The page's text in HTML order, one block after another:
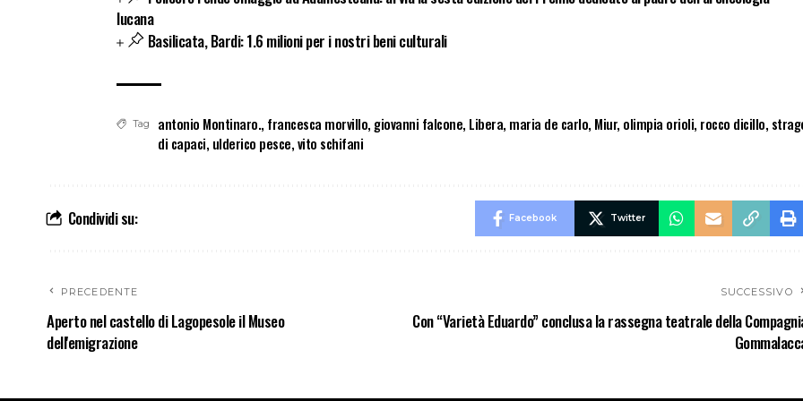
lucana
Basilicata, Bardi: 1.6 milioni per i nostri beni culturali
Tag antonio Montinaro., francesca morvillo, giovanni falcone, Libera, maria de carlo, Miur, olimpia orioli, rocco dicillo,
di capaci, ulderico pesce,vito schifani
Condividi su: Facebook Twitter
PRECEDENTE
Aperto nel castello di Lagopesole il Museo
dell'emigrazione
SUCCESSIVO
Con “Varietà Eduardo” conclusa la rassegna teatrale della